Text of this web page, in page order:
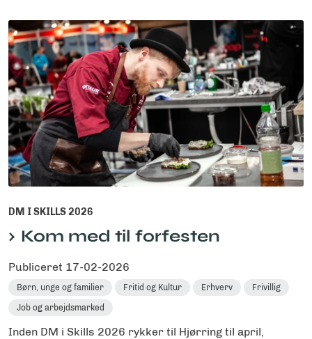
DM I SKILLS 2026
Kom med til forfesten
Publiceret 17-02-2026
Børn, unge og familier Fritid og Kultur Erhverv Frivillig
Job og arbejdsmarked
Inden DM i Skills 2026 rykker til Hjørring til april,